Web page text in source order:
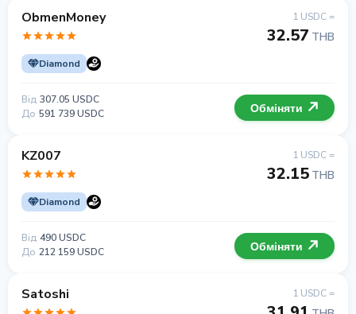
ObmenMoney
Diamond
1 USDC =
32.57 THB
Від 307.05 USDC
До 591 739 USDC Обміняти
KZ007
Diamond
1 USDC =
32.15 THB
Від 490 USDC
До 212 159 USDC Обміняти
Satoshi 1 USDC =